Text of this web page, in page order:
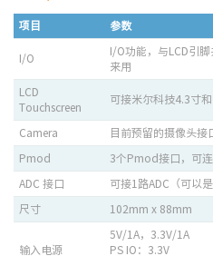
项目 参数
I/O
I/O功能，与LCD引
来用
LCD
Touchscreen
可接米尔科技4.3寸
Camera 目前预留的摄像头接
Pmod 3个Pmod接口，可
ADC 接口 可接1路ADC（可以
尺寸 102mm x 88mm
输入电源
5V/1A，3.3V/1A
PS IO：3.3V